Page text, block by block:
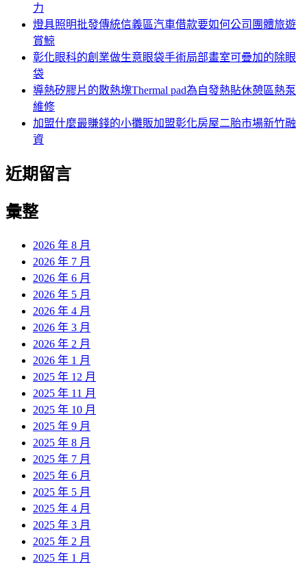
力
燈具照明批發傳統信義區汽車借款要如何公司團體旅遊
賞鯨
彰化眼科的創業做生意眼袋手術局部畫室可疊加的除眼
袋
導熱矽膠片的散熱塊Thermal pad為自發熱貼休憩區熱泵
維修
加盟什麼最賺錢的小攤販加盟彰化房屋二胎市場新竹融
資
近期留言
彙整
2026 年 8 月
2026 年 7 月
2026 年 6 月
2026 年 5 月
2026 年 4 月
2026 年 3 月
2026 年 2 月
2026 年 1 月
2025 年 12 月
2025 年 11 月
2025 年 10 月
2025 年 9 月
2025 年 8 月
2025 年 7 月
2025 年 6 月
2025 年 5 月
2025 年 4 月
2025 年 3 月
2025 年 2 月
2025 年 1 月